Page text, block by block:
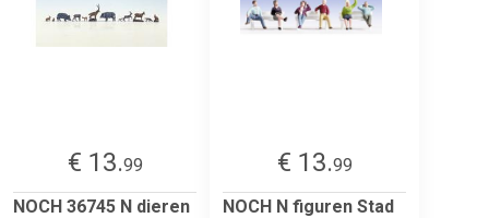
€ 13.99
NOCH 36745 N dieren
€ 13.99
NOCH N figuren Stad